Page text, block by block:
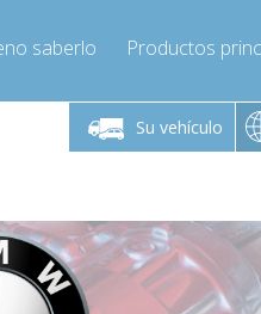
saberlo Productos
Su vehículo
de 9:00 a
16:00
express.es